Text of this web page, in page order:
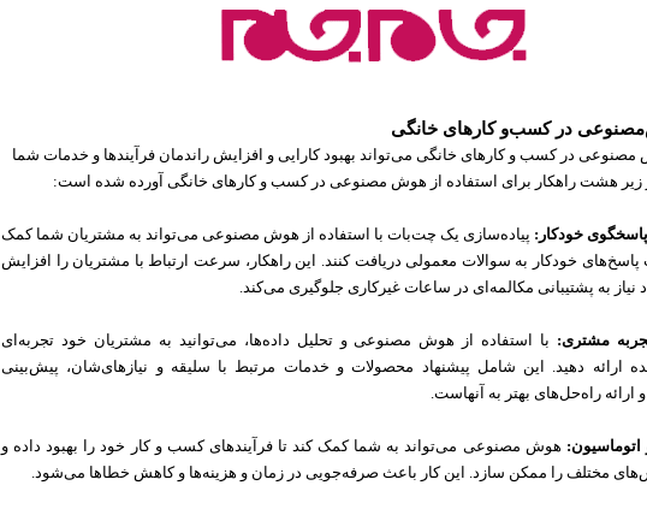
مصنوعی در کسب و کارهای خانگی می‌تواند بهبود کارایی و افزایش راندمان فرآیندها و خدمات شما
زیر هشت راهکار برای استفاده از هوش مصنوعی در کسب و کارهای خانگی آورده شده است:
خودکار: پیاده‌سازی یک چت‌بات با استفاده از هوش مصنوعی می‌تواند به مشتریان شما کمک
خودکار به سوالات معمولی دریافت کنند. این راهکار، سرعت ارتباط با مشتریان را افزایش
نیاز به پشتیبانی مکالمه‌ای در ساعات غیرکاری جلوگیری می‌کند.
مشتری: با استفاده از هوش مصنوعی و تحلیل داده‌ها، می‌توانید به مشتریان خود تجربه‌ای
دهید. این شامل پیشنهاد محصولات و خدمات مرتبط با سلیقه و نیازهای‌شان، پیش‌بینی
راه‌حل‌های بهتر به آنهاست.
اتوماسیون: هوش مصنوعی می‌تواند به شما کمک کند تا فرآیندهای کسب و کار خود را بهبود داده و
مختلف را ممکن سازد. این کار باعث صرفه‌جویی در زمان و هزینه‌ها و کاهش خطاها می‌شود.